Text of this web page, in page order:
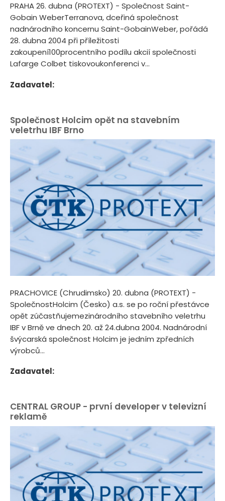
PRAHA 26. dubna (PROTEXT) - Společnost Saint-
Gobain WeberTerranova, dceřiná společnost
nadnárodního koncernu Saint-GobainWeber, pořádá
28. dubna 2004 při příležitosti
zakoupení100procentního podílu akcií společnosti
Lafarge Colbet tiskovoukonferenci v...
Zadavatel:
Společnost Holcim opět na stavebním
veletrhu IBF Brno
PRACHOVICE (Chrudimsko) 20. dubna (PROTEXT) -
SpolečnostHolcim (Česko) a.s. se po roční přestávce
opět zúčastňujemezinárodního stavebního veletrhu
IBF v Brně ve dnech 20. až 24.dubna 2004. Nadnárodní
švýcarská společnost Holcim je jedním zpředních
výrobců...
Zadavatel:
CENTRAL GROUP - první developer v televizní
reklamě